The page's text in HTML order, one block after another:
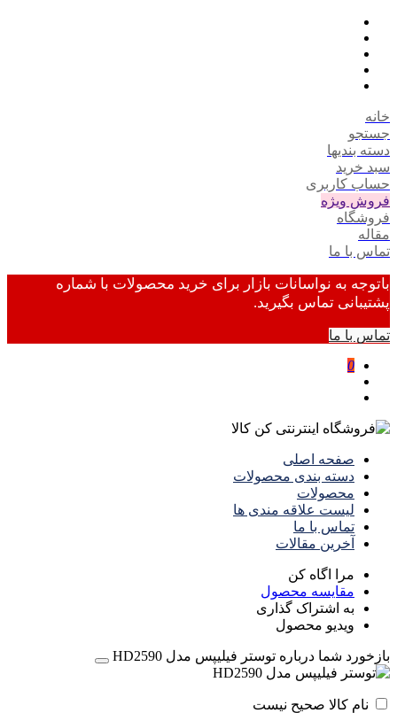
خانه
جستجو
دسته بندیها
سبد خرید
حساب کاربری
فروش ویژه
فروشگاه
مقاله
تماس با ما
باتوجه به نواسانات بازار برای خرید محصولات با شماره
پشتیبانی تماس بگیرید.
تماس با ما
0
صفحه اصلی
دسته بندی محصولات
محصولات
لیست علاقه مندی ها
تماس با ما
آخرین مقالات
مرا اگاه کن
مقایسه محصول
به اشتراک گذاری
ویدیو محصول
بازخورد شما درباره توستر فیلیپس مدل HD2590
نام کالا صحیح نیست